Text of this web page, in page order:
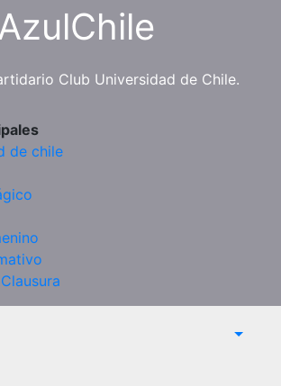
Club Universidad de Chile.
de chile